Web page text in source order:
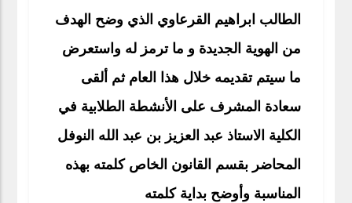
الطالب ابراهيم القرعاوي الذي وضح الهدف
من الهوية الجديدة و ما ترمز له واستعرض
ما سيتم تقديمه خلال هذا العام ثم ألقى
سعادة المشرف على الأنشطة الطلابية في
الكلية الاستاذ عبد العزيز بن عبد الله النوفل
المحاضر بقسم القانون الخاص كلمته بهذه
المناسبة وأوضح بداية كلمته